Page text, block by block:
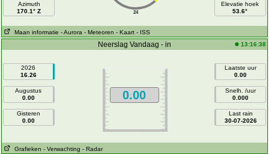
Azimuth
170.1° Z
24
Elevatie hoek
53.6°
Maan informatie - Aurora - Meteoren - Kaart - ISS
Neerslag Vandaag - in 13:16:38
2026
16.26
Augustus
0.00
Gisteren
0.00
0.00
Laatste uur
0.00
Snelh. /uur
0.000
Last rain
30-07-2026
Grafieken - Verwachting - Radar